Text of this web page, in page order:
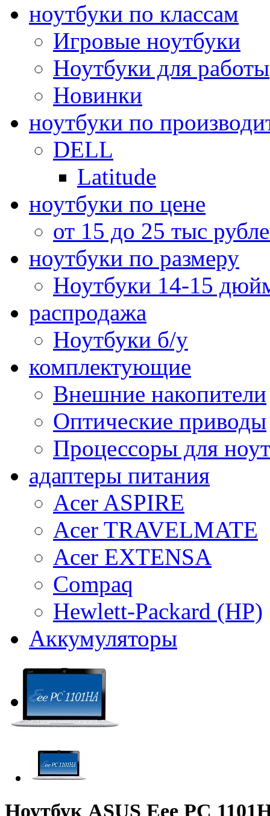
ноутбуки по классам
Игровые ноутбуки
Ноутбуки для работы
Новинки
ноутбуки по
DELL
Latitude
ноутбуки по цене
от 15 до 25 тыс
ноутбуки по размеру
Ноутбуки 14-15
распродажа
Ноутбуки б/у
комплектующие
Внешние накопители
Оптические приводы
Процессоры для
адаптеры питания
Acer ASPIRE
Acer TRAVELMATE
Acer EXTENSA
Compaq
Hewlett-Packard (HP)
Аккумуляторы
Ноутбук ASUS Eee PC